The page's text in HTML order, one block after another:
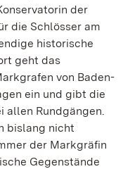
der
die Schlösser am
historische
geht das
von Baden-
ein und gibt die
allen Rundgängen.
bislang nicht
der Markgräfin
Gegenstände